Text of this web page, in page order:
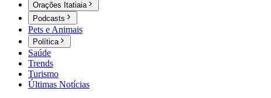
Orações Itatiaia
Podcasts
Pets e Animais
Política
Saúde
Trends
Turismo
Últimas Notícias